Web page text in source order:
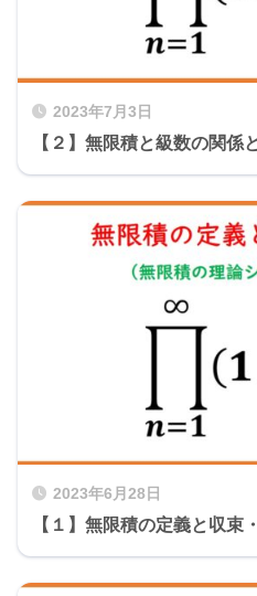
2023年7月3日
【２】無限積と級数の関係
2023年6月28日
【１】無限積の定義と収束